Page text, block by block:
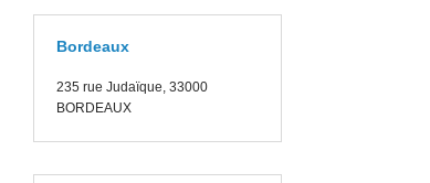
Bordeaux
235 rue Judaïque, 33000
BORDEAUX